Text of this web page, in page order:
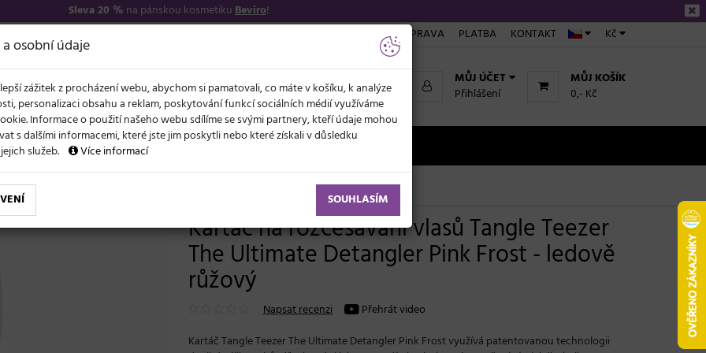
Sleva 20 % na pánskou kosmetikuBeviro!
Kč
DOPRAVA PLATBA KONTAKT
MŮJ KOŠÍK
0,- Kč
MŮJ ÚČET
Přihlášení
NOVĚ LÉTO A VLASY AKCE
Kartáč na rozčesávání vlasů Tangle Teezer The Ultimate Detangler Pink Frost - ledově růžový
Kartáč na rozčesávání vlasů Tangle Teezer
The Ultimate Detangler Pink Frost - ledově
růžový
Napsat recenzi Přehrát video
Kartáč Tangle Teezer The Ultimate Detangler Pink Frost využívá patentovanou technologii
osobní údaje
zážitek z procházení webu, abychom si pamatovali, co máte v košíku, k analýze
personalizaci obsahu a reklam, poskytování funkcí sociálních médií využíváme
Informace o použití našeho webu sdílíme se svými partnery, kteří údaje mohou
s dalšími informacemi, které jste jim poskytli nebo které získali v důsledku
služeb.
Více informací
SOUHLASÍM